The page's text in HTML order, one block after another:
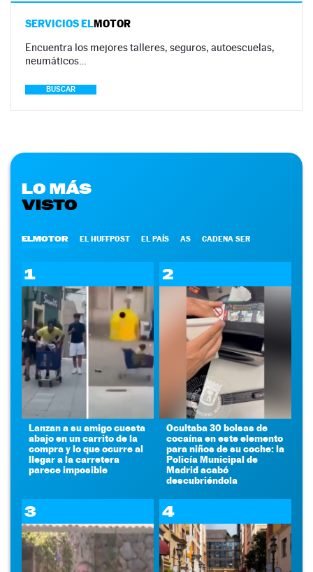
SERVICIOS ELMOTOR
Encuentra los mejores talleres, seguros, autoescuelas,
neumáticos…
BUSCAR
LO MÁS
VISTO
ELMOTOR EL HUFFPOST EL PAÍS AS CADENA SER
1
Lanzan a su amigo cuesta
abajo en un carrito de la
compra y lo que ocurre al
llegar a la carretera
parece imposible
2
Ocultaba 30 bolsas de
cocaína en este elemento
para niños de su coche: la
Policía Municipal de
Madrid acabó
descubriéndola
3 4